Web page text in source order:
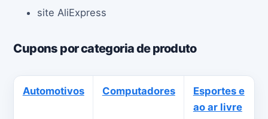
site AliExpress
Cupons por categoria de produto
Automotivos Computadores
Esportes e
ao ar livre